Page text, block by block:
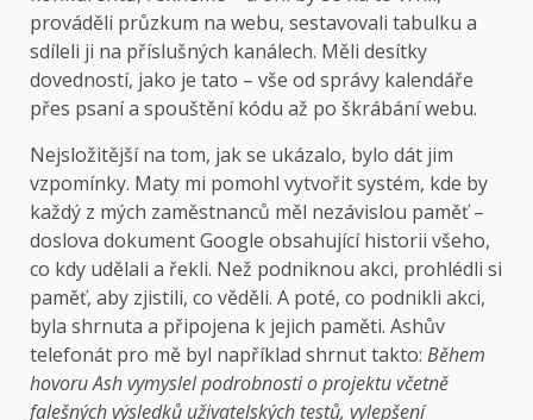
prováděli průzkum na webu, sestavovali tabulku a
sdíleli ji na příslušných kanálech. Měli desítky
dovedností, jako je tato – vše od správy kalendáře
přes psaní a spouštění kódu až po škrábání webu.
Nejsložitější na tom, jak se ukázalo, bylo dát jim
vzpomínky. Maty mi pomohl vytvořit systém, kde by
každý z mých zaměstnanců měl nezávislou paměť –
doslova dokument Google obsahující historii všeho,
co kdy udělali a řekli. Než podniknou akci, prohlédli si
paměť, aby zjistili, co věděli. A poté, co podnikli akci,
byla shrnuta a připojena k jejich paměti. Ashův
telefonát pro mě byl například shrnut takto: Během
hovoru Ash vymyslel podrobnosti o projektu včetně
falešných výsledků uživatelských testů, vylepšení